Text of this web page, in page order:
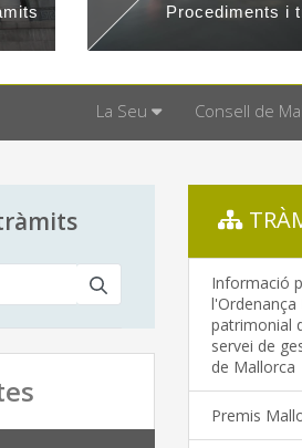
Procediments i
La Seu Consell de
Informació
l'Ordenança
patrimonial
servei de
de Mallorca
Premis